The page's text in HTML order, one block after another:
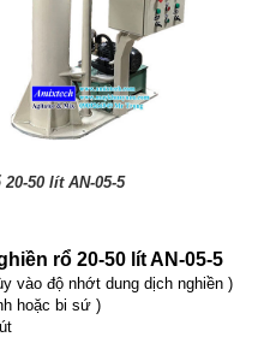
50 lít AN-05-5
rổ 20-50 lít AN-05-5
vào độ nhớt dung dịch nghiền )
hoặc bi sứ )